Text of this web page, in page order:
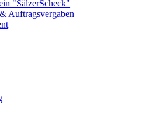
"SälzerScheck"
Auftragsvergaben